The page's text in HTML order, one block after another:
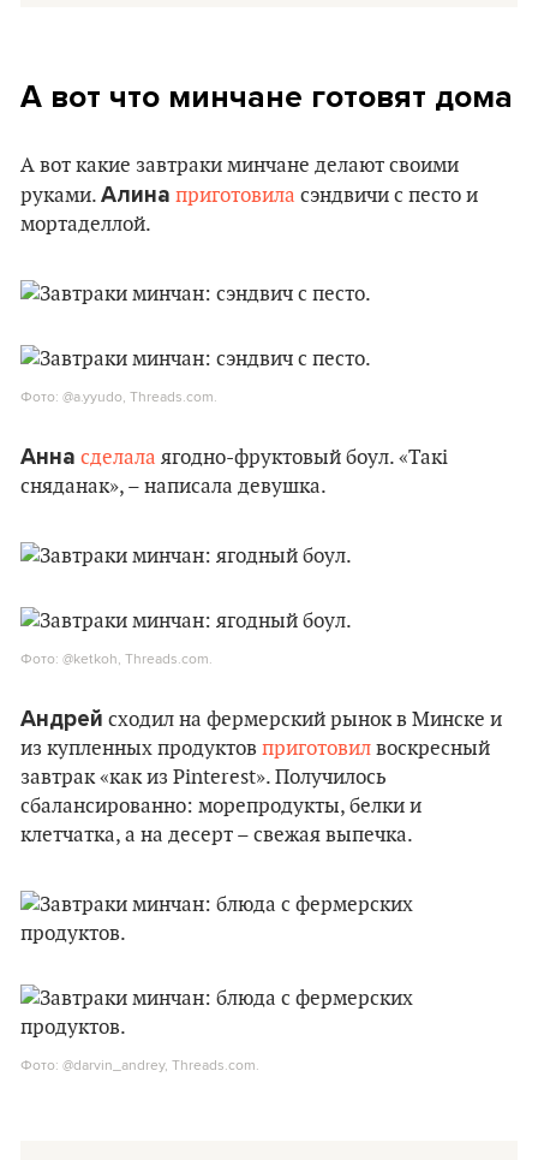
А вот что минчане готовят дома
А вот какие завтраки минчане делают своими
руками. Алина приготовила сэндвичи с песто и
мортаделлой.
Фото: @a.yyudo, Threads.com.
Анна сделала ягодно-фруктовый боул. «Такі
сняданак», – написала девушка.
Фото: @ketkoh, Threads.com.
Андрей сходил на фермерский рынок в Минске и
из купленных продуктов приготовил воскресный
завтрак «как из Pinterest». Получилось
сбалансированно: морепродукты, белки и
клетчатка, а на десерт – свежая выпечка.
Фото: @darvin_andrey, Threads.com.